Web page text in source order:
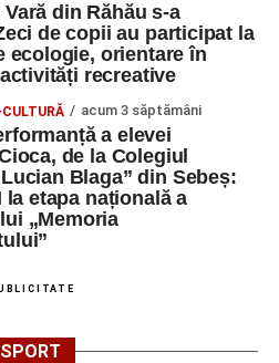
din Răhău s-a
de copii au participat la
ecologie, orientare în
recreative
acum 3 săptămâni
a elevei
de la Colegiul
Blaga” din Sebeș:
la etapa națională a
„Memoria
SPORT